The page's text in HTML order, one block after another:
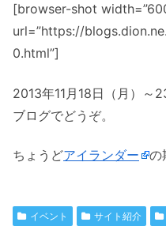
[browser-shot
url=”https://
0.html”]
2013年11月18日（月）～
ブログでどうぞ。
ちょうどアイランダー の
イベント サイト紹介